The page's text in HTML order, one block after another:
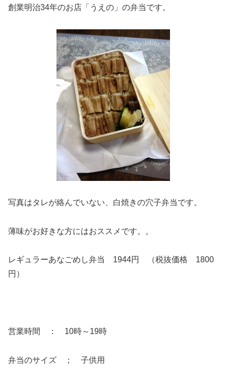
創業明治34年のお店「うえの」の弁当です。
写真はタレが絡んでいない、白焼きの穴子弁当です。
薄味がお好きな方にはおススメです。。
レギュラーあなごめし弁当 1944円 （税抜価格 1800
円）
営業時間 ： 10時～19時
弁当のサイズ ； 子供用